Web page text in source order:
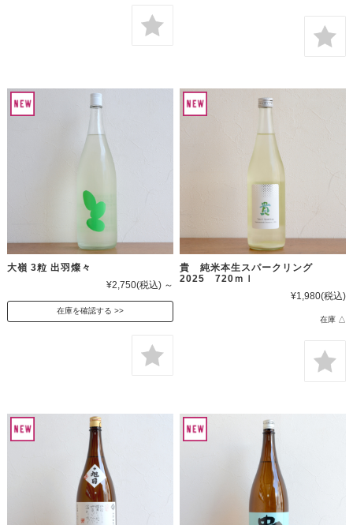
大嶺 3粒 出羽燦々
¥2,750(税込) ～
在庫を確認する
貴 純米本生スパークリング
2025 720ｍｌ
¥1,980(税込)
在庫 △